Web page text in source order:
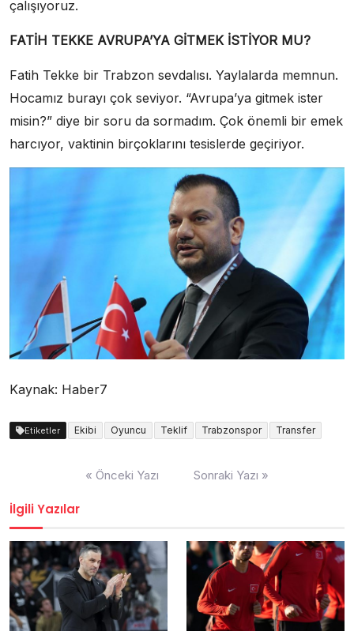
çalışıyoruz.
FATİH TEKKE AVRUPA’YA GİTMEK İSTİYOR MU?
Fatih Tekke bir Trabzon sevdalısı. Yaylalarda memnun.
Hocamız burayı çok seviyor. “Avrupa’ya gitmek ister
misin?” diye bir soru da sormadım. Çok önemli bir emek
harcıyor, vaktinin birçoklarını tesislerde geçiriyor.
Kaynak: Haber7
Etiketler Ekibi Oyuncu Teklif Trabzonspor Transfer
« Önceki Yazı Sonraki Yazı »
İlgili Yazılar